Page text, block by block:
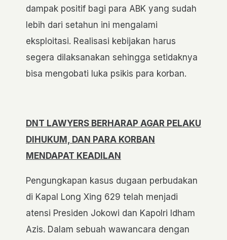
dampak positif bagi para ABK yang sudah
lebih dari setahun ini mengalami
eksploitasi. Realisasi kebijakan harus
segera dilaksanakan sehingga setidaknya
bisa mengobati luka psikis para korban.
DNT LAWYERS BERHARAP AGAR PELAKU
DIHUKUM, DAN PARA KORBAN
MENDAPAT KEADILAN
Pengungkapan kasus dugaan perbudakan
di Kapal Long Xing 629 telah menjadi
atensi Presiden Jokowi dan Kapolri Idham
Azis. Dalam sebuah wawancara dengan